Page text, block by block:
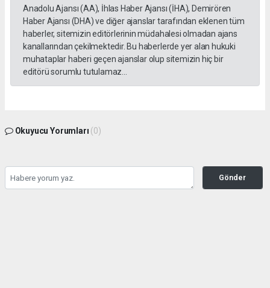
Anadolu Ajansı (AA), İhlas Haber Ajansı (İHA), Demirören
Haber Ajansı (DHA) ve diğer ajanslar tarafından eklenen tüm
haberler, sitemizin editörlerinin müdahalesi olmadan ajans
kanallarından çekilmektedir. Bu haberlerde yer alan hukuki
muhataplar haberi geçen ajanslar olup sitemizin hiç bir
editörü sorumlu tutulamaz...
Okuyucu Yorumları (0)
Gönder